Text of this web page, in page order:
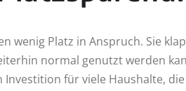
wenig Platz in Anspruch. Sie
normal genutzt werden
für viele Haushalte,